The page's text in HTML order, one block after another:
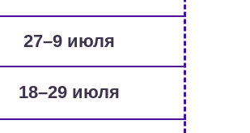
18–29 июля
27–9 июля